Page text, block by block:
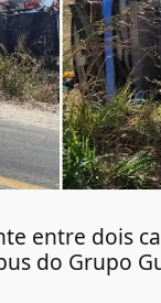
entre dois
do Grupo